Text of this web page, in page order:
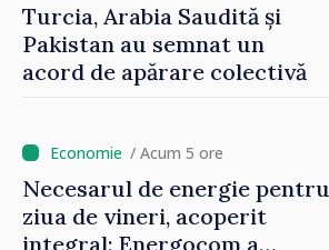
Turcia, Arabia Saudită și
Pakistan au semnat un
acord de apărare colectivă
/ Acum 5 ore
Necesarul de energie pentru
ziua de vineri, acoperit
integral: Energocom a